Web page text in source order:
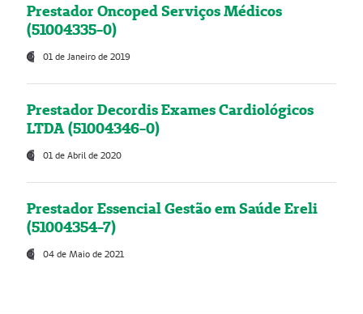
Prestador Oncoped Serviços Médicos
(51004335-0)
01 de Janeiro de 2019
Prestador Decordis Exames Cardiológicos
LTDA (51004346-0)
01 de Abril de 2020
Prestador Essencial Gestão em Saúde Ereli
(51004354-7)
04 de Maio de 2021